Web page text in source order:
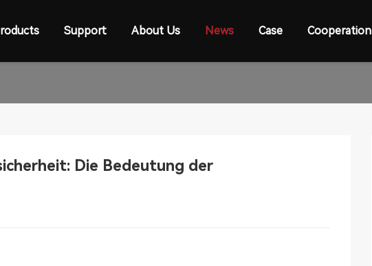
Support About Us News Case Cooperation
Die Bedeutung der